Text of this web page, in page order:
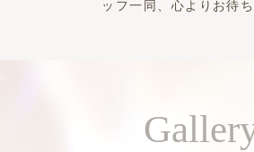
ッフ一同、心よりお待